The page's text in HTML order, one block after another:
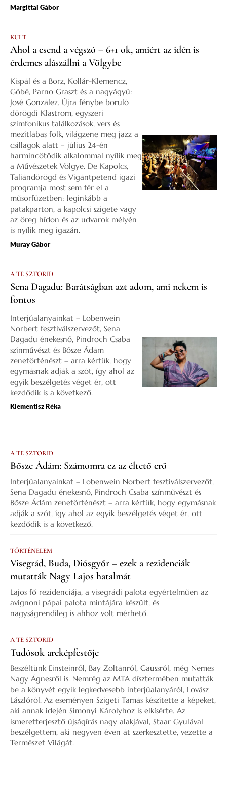
Margittai Gábor
KULT
Ahol a csend a végszó – 6+1 ok, amiért az idén is
érdemes alászállni a Völgybe
Kispál és a Borz, Kollár-Klemencz,
Góbé, Parno Graszt és a nagyágyú:
José González. Újra fénybe boruló
dörögdi Klastrom, egyszeri
szimfonikus találkozások, vers és
mezítlábas folk, világzene meg jazz a
csillagok alatt – július 24-én
harmincötödik alkalommal nyílik meg
a Művészetek Völgye. De Kapolcs,
Taliándörögd és Vigántpetend igazi
programja most sem fér el a
műsorfüzetben: leginkább a
patakparton, a kapolcsi szigete vagy
az öreg hídon és az udvarok mélyén
is nyílik meg igazán.
Muray Gábor
A TE SZTORID
Sena Dagadu: Barátságban azt adom, ami nekem is
fontos
Interjúalanyainkat – Lobenwein
Norbert fesztiválszervezőt, Sena
Dagadu énekesnő, Pindroch Csaba
színművészt és Bősze Ádám
zenetörténészt – arra kértük, hogy
egymásnak adják a szót, így ahol az
egyik beszélgetés véget ér, ott
kezdődik is a következő.
Klementisz Réka
A TE SZTORID
Bősze Ádám: Számomra ez az éltető erő
Interjúalanyainkat – Lobenwein Norbert fesztiválszervezőt,
Sena Dagadu énekesnő, Pindroch Csaba színművészt és
Bősze Ádám zenetörténészt – arra kértük, hogy egymásnak
adják a szót, így ahol az egyik beszélgetés véget ér, ott
kezdődik is a következő.
TÖRTÉNELEM
Visegrád, Buda, Diósgyőr – ezek a rezidenciák
mutatták Nagy Lajos hatalmát
Lajos fő rezidenciája, a visegrádi palota egyértelműen az
avignoni pápai palota mintájára készült, és
nagyságrendileg is ahhoz volt mérhető.
A TE SZTORID
Tudósok arcképfestője
Beszéltünk Einsteinről, Bay Zoltánról, Gaussról, még Nemes
Nagy Ágnesről is. Nemrég az MTA dísztermében mutatták
be a könyvét egyik legkedvesebb interjúalanyáról, Lovász
Lászlóról. Az eseményen Szigeti Tamás készítette a képeket,
aki annak idején Simonyi Károlyhoz is elkísérte. Az
ismeretterjesztő újságírás nagy alakjával, Staar Gyulával
beszélgettem, aki negyven éven át szerkesztette, vezette a
Természet Világát.